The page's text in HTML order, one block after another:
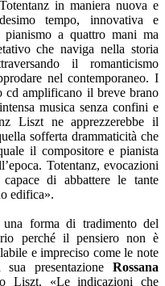
in maniera nuova e
tempo, innovativa e
a quattro mani ma
che naviga nella storia
il romanticismo
nel contemporaneo. I
cd amplificano il breve brano
musica senza confini e
Liszt ne apprezzerebbe il
sofferta drammaticità che
il compositore e pianista
Totentanz, evocazioni
di abbattere le tante
edifica».
una forma di tradimento del
perché il pensiero non è
e impreciso come le note
sua presentazione Rossana
Liszt. «Le indicazioni che